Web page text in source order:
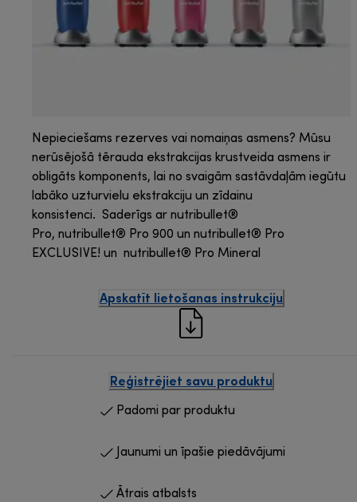
Nepieciešams rezerves vai nomaiņas asmens? Mūsu
nerūsējošā tērauda ekstrakcijas krustveida asmens ir
obligāts komponents, lai no svaigām sastāvdaļām iegūtu
labāko uzturvielu ekstrakciju un zīdainu
konsistenci. Saderīgs ar nutribullet®
Pro, nutribullet® Pro 900 un nutribullet® Pro
EXCLUSIVE! un nutribullet® Pro Mineral
Apskatīt lietošanas instrukciju
Reģistrējiet savu produktu
Padomi par produktu
Jaunumi un īpašie piedāvājumi
Ātrais atbalsts